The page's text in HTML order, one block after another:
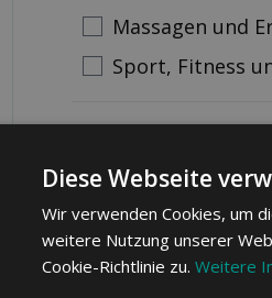
Massagen und
Sport, Fitness
Frau Mann
Telefonnummer
Diese Webseite
Wir verwenden Cookies, um
weitere Nutzung unserer
Cookie-Richtlinie zu. Weitere